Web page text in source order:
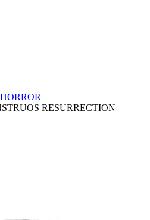
HORROR
RESURRECTION –